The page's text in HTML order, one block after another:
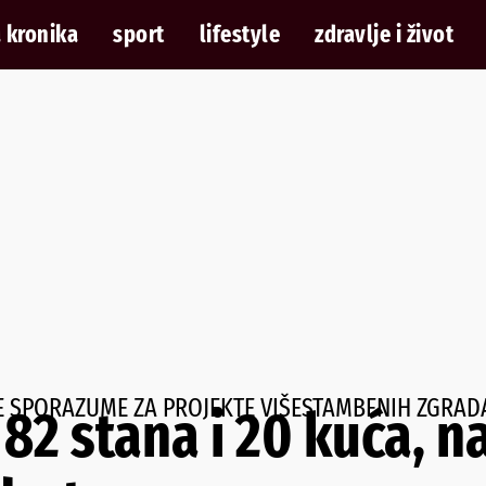
kronika sport lifestyle zdravlje i život
ZA PROJEKTE VIŠESTAMBENIH
stana i 20 kuća,